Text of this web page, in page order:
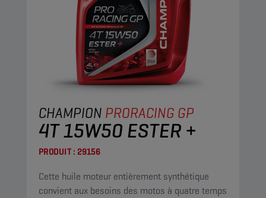
CHAMPION PRORACING GP
4T 15W50 ESTER +
PRODUIT : 29156
Cette huile moteur entièrement synthétique
convient aux besoins des motos à quatre temps